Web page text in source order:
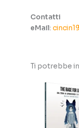
Contatti
eMail:
Ti potrebbe